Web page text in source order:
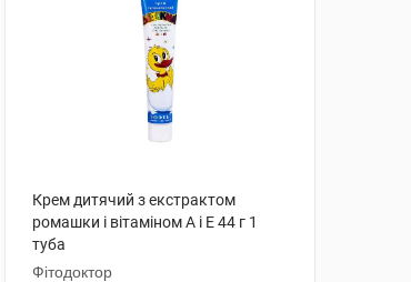
Крем дитячий з екстрактом
ромашки і вітаміном А і Е 44 г 1
туба
Фітодоктор